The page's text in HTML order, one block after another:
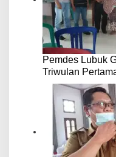
Pemdes Lubuk
Triwulan